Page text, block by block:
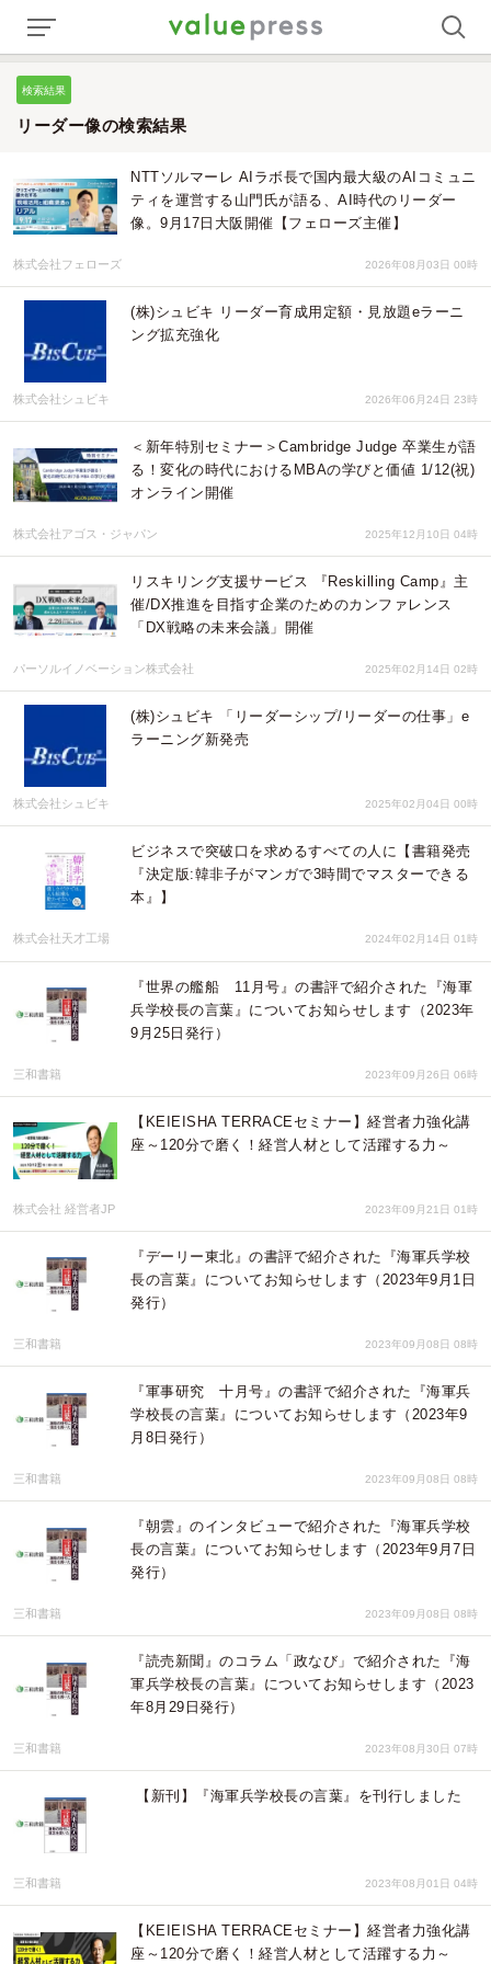
検索結果
リーダー像の検索結果
NTTソルマーレ AIラボ長で国内最大級のAIコミュニ
ティを運営する山門氏が語る、AI時代のリーダー
像。9月17日大阪開催【フェローズ主催】
株式会社フェローズ 2026年08月03日 00時
(株)シュビキ リーダー育成用定額・見放題eラーニ
ング拡充強化
株式会社シュビキ 2026年06月24日 23時
＜新年特別セミナー＞Cambridge Judge 卒業生が語
る！変化の時代におけるMBAの学びと価値 1/12(祝)
オンライン開催
株式会社アゴス・ジャパン 2025年12月10日 04時
リスキリング支援サービス 『Reskilling Camp』主
催/DX推進を目指す企業のためのカンファレンス
「DX戦略の未来会議」開催
パーソルイノベーション株式会社 2025年02月14日 02時
(株)シュビキ 「リーダーシップ/リーダーの仕事」e
ラーニング新発売
株式会社シュビキ 2025年02月04日 00時
ビジネスで突破口を求めるすべての人に【書籍発売
『決定版:韓非子がマンガで3時間でマスターできる
本』】
株式会社天才工場 2024年02月14日 01時
『世界の艦船 11月号』の書評で紹介された『海軍
兵学校長の言葉』についてお知らせします（2023年
9月25日発行）
三和書籍 2023年09月26日 06時
【KEIEISHA TERRACEセミナー】経営者力強化講
座～120分で磨く！経営人材として活躍する力～
株式会社 経営者JP 2023年09月21日 01時
『デーリー東北』の書評で紹介された『海軍兵学校
長の言葉』についてお知らせします（2023年9月1日
発行）
三和書籍 2023年09月08日 08時
『軍事研究 十月号』の書評で紹介された『海軍兵
学校長の言葉』についてお知らせします（2023年9
月8日発行）
三和書籍 2023年09月08日 08時
『朝雲』のインタビューで紹介された『海軍兵学校
長の言葉』についてお知らせします（2023年9月7日
発行）
三和書籍 2023年09月08日 08時
『読売新聞』のコラム「政なび」で紹介された『海
軍兵学校長の言葉』についてお知らせします（2023
年8月29日発行）
三和書籍 2023年08月30日 07時
【新刊】『海軍兵学校長の言葉』を刊行しました
三和書籍 2023年08月01日 04時
【KEIEISHA TERRACEセミナー】経営者力強化講
座～120分で磨く！経営人材として活躍する力～